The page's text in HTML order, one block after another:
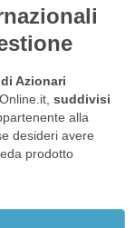
Azionari
suddivisi
alla
desideri avere
prodotto